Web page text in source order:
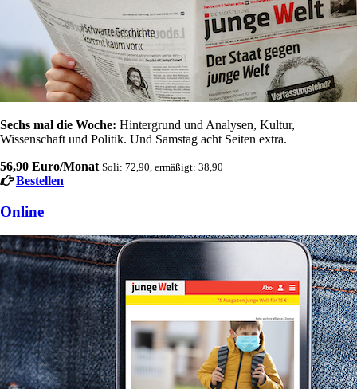
Sechs mal die Woche: Hintergrund und Analysen, Kultur,
Wissenschaft und Politik. Und Samstag acht Seiten extra.
56,90 Euro/Monat Soli: 72,90, ermäßigt: 38,90
Bestellen
Online